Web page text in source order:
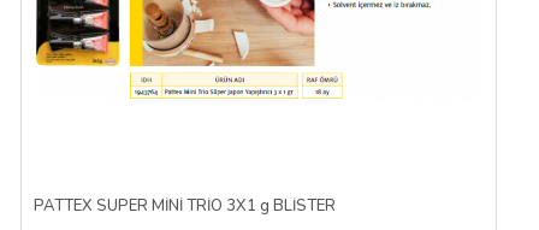
PATTEX SÜPER MİNİ TRİO 3X1 g BLİSTER